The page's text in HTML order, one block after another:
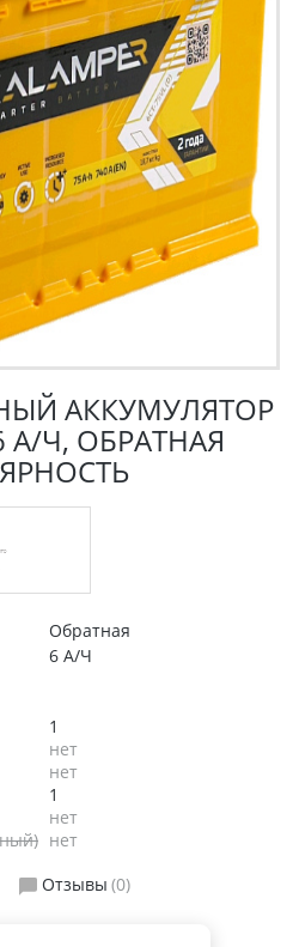
АККУМУЛЯТОР
А/Ч, ОБРАТНАЯ
Обратная
6 А/Ч
1
нет
нет
1
нет
нет
Отзывы (0)